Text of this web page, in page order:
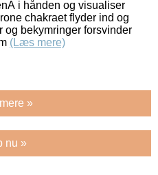
i hånden og visualiser
chakraet flyder ind og
bekymringer forsvinder
(Læs mere)
»
nu »